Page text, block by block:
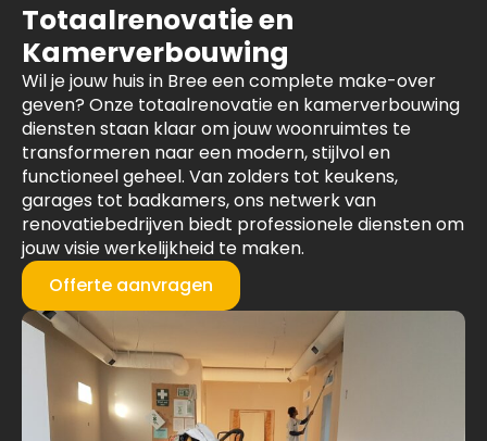
Totaalrenovatie en
Kamerverbouwing
Wil je jouw huis in Bree een complete make-over
geven? Onze totaalrenovatie en kamerverbouwing
diensten staan klaar om jouw woonruimtes te
transformeren naar een modern, stijlvol en
functioneel geheel. Van zolders tot keukens,
garages tot badkamers, ons netwerk van
renovatiebedrijven biedt professionele diensten om
jouw visie werkelijkheid te maken.
Offerte aanvragen